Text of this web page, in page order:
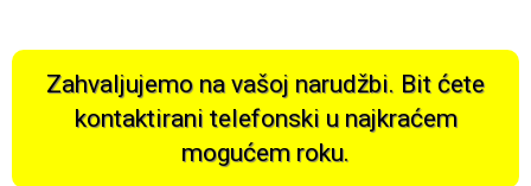
Zahvaljujemo na vašoj narudžbi. Bit ćete
kontaktirani telefonski u najkraćem
mogućem roku.